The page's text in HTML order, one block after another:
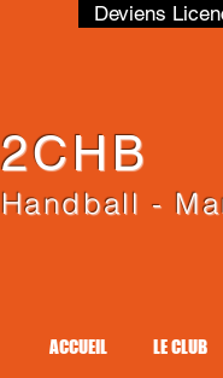
Deviens
2CHB
Handball -
ACCUEIL LE CLUB